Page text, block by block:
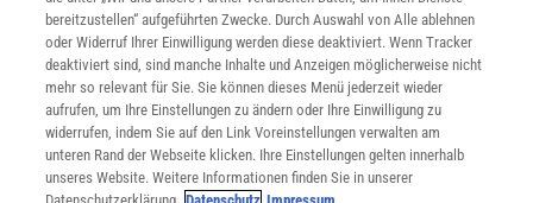
Europa
Entdecken Sie die faszinierende Geschichte Europas und die
Herausforderungen, die den Kontinent heute prägen
bereitzustellen“ aufgeführten Zwecke. Durch Auswahl von Alle ablehnen
oder Widerruf Ihrer Einwilligung werden diese deaktiviert. Wenn Tracker
deaktiviert sind, sind manche Inhalte und Anzeigen möglicherweise nicht
mehr so relevant für Sie. Sie können dieses Menü jederzeit wieder
aufrufen, um Ihre Einstellungen zu ändern oder Ihre Einwilligung zu
widerrufen, indem Sie auf den Link Voreinstellungen verwalten am
unteren Rand der Webseite klicken. Ihre Einstellungen gelten innerhalb
unseres Website. Weitere Informationen finden Sie in unserer